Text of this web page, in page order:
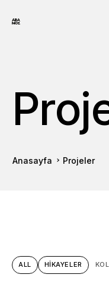
Anasayfa Projeler
ALL HIKAYELER